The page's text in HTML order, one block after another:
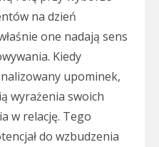
na dzień
one nadają sens
Kiedy
upominek,
wyrażenia swoich
w relację. Tego
do wzbudzenia